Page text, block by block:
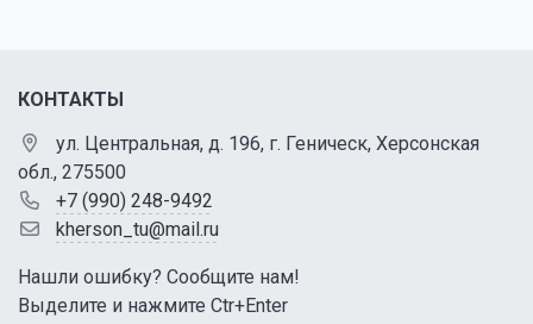
КОНТАКТЫ
ул. Центральная, д. 196, г. Геническ, Херсонская
обл., 275500
+7 (990) 248-9492
kherson_tu@mail.ru
Нашли ошибку? Сообщите нам!
Выделите и нажмите Ctr+Enter